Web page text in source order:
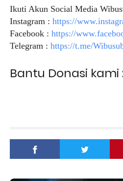
Ikuti Akun Social Media
Instagram : https://
Facebook : https://
Telegram : https://t.me/
Bantu Donasi kami